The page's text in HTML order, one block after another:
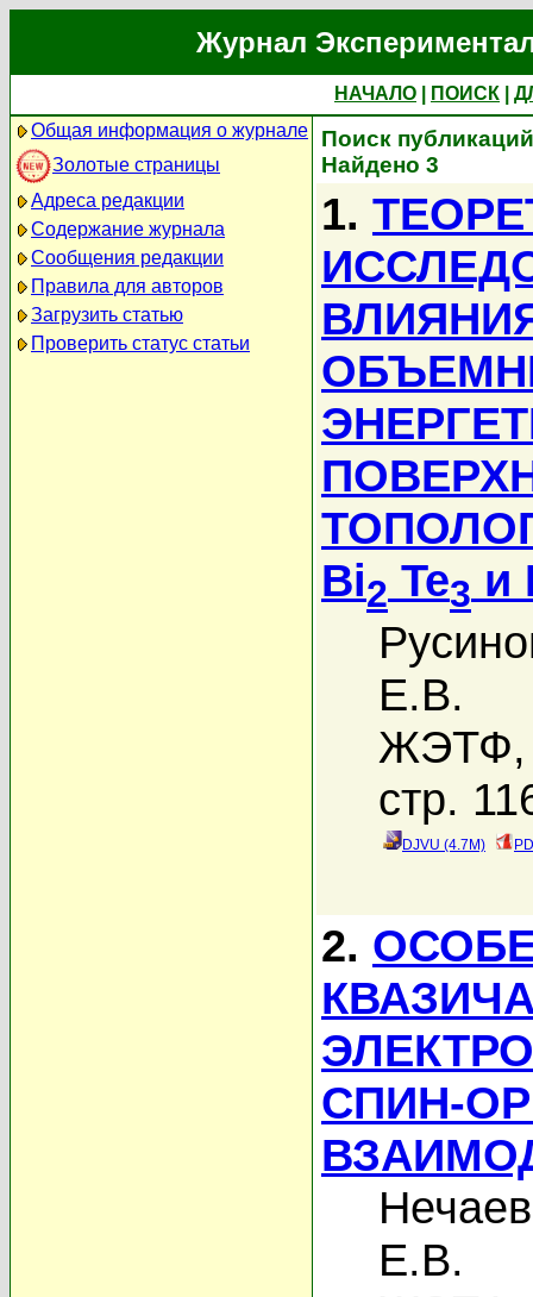
Журнал
НАЧАЛО ПОИСК
Общая информация о журнале
Золотые страницы
Адреса редакции
Содержание журнала
Сообщения редакции
Правила для авторов
Загрузить статью
Проверить статус статьи
Поиск
Найдено 3
1.
Bi2 Te3 и
Е.В.
ЖЭТФ,
стр.
DJVU (4.7M)
2.
СПИН-
Е.В.